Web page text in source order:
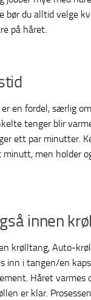
bør du alltid velge
på håret.
en fordel, særlig
tenger blir
ett par minutter.
men holder
innen
krølltang, Auto-
inn i tangen/en
Håret varmes
er klar.